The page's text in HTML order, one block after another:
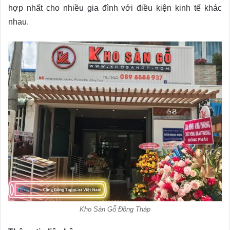
hợp nhất cho nhiều gia đình với điều kiện kinh tế khác
nhau.
Kho Sàn Gỗ Đồng Tháp